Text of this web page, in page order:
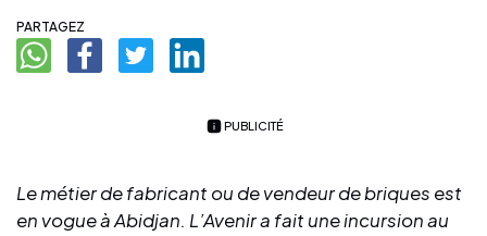
PARTAGEZ
PUBLICITÉ
Le métier de fabricant ou de vendeur de briques est
en vogue à Abidjan. L’Avenir a fait une incursion au